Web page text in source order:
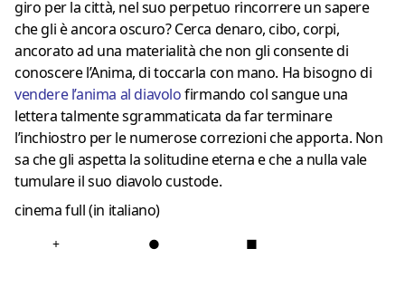
giro per la città, nel suo perpetuo rincorrere un sapere
che gli è ancora oscuro? Cerca denaro, cibo, corpi,
ancorato ad una materialità che non gli consente di
conoscere l’Anima, di toccarla con mano. Ha bisogno di
vendere l’anima al diavolofirmando col sangue una
lettera talmente sgrammaticata da far terminare
l’inchiostro per le numerose correzioni che apporta. Non
sa che gli aspetta la solitudine eterna e che a nulla vale
tumulare il suo diavolo custode.
cinema full (in italiano)
+ ● ■